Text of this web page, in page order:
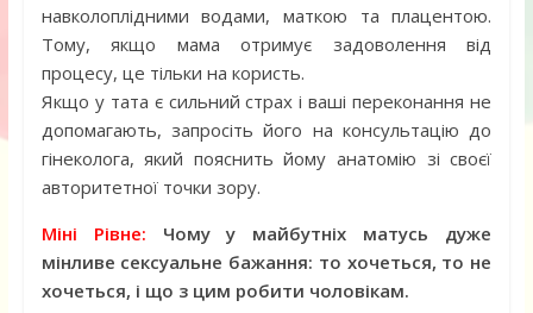
навколоплідними водами, маткою та плацентою.
Тому, якщо мама отримує задоволення від
процесу, це тільки на користь.
Якщо у тата є сильний страх і ваші переконання не
допомагають, запросіть його на консультацію до
гінеколога, який пояснить йому анатомію зі своєї
авторитетної точки зору.
Міні Рівне: Чому у майбутніх матусь дуже
мінливе сексуальне бажання: то хочеться, то не
хочеться, і що з цим робити чоловікам.